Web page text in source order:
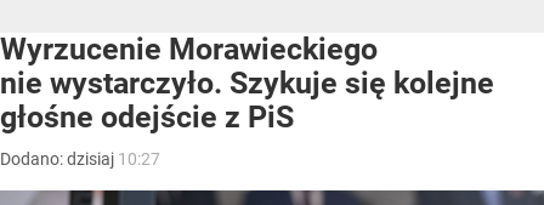
Wyrzucenie Morawieckiego
nie wystarczyło. Szykuje się kolejne
głośne odejście z PiS
Dodano:dzisiaj 10:27